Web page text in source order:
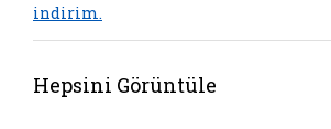
indirim.
Hepsini Görüntüle